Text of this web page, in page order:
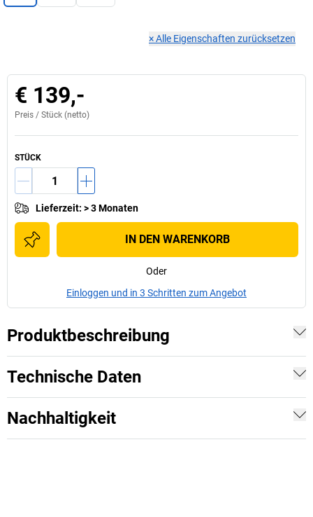
×Alle Eigenschaften zurücksetzen
€ 139,-
Preis / Stück (netto)
STÜCK
Lieferzeit: > 3 Monaten
IN DEN WARENKORB
Oder
Einloggen und in 3 Schritten zum Angebot
Produktbeschreibung
Technische Daten
Nachhaltigkeit